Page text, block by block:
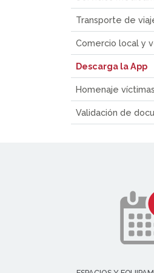
Transporte de
Comercio local y
Descarga la App
Homenaje
Validación de